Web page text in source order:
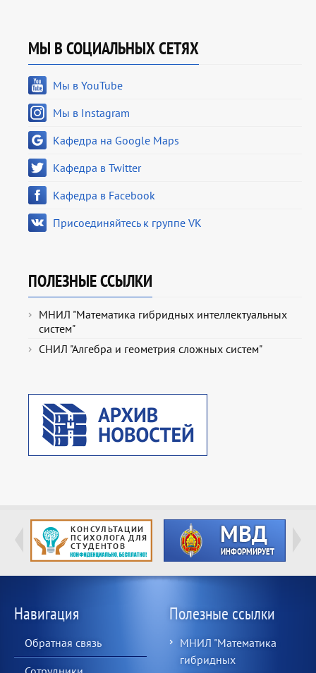
МЫ В СОЦИАЛЬНЫХ СЕТЯХ
Мы в YouTube
Мы в Instagram
Кафедра на Google Maps
Кафедра в Twitter
Кафедра в Facebook
Присоединяйтесь к группе VK
ПОЛЕЗНЫЕ ССЫЛКИ
МНИЛ "Математика гибридных интеллектуальных
систем"
СНИЛ "Алгебра и геометрия сложных систем"
Навигация
Обратная связь
Полезные ссылки
МНИЛ "Математика
гибридных